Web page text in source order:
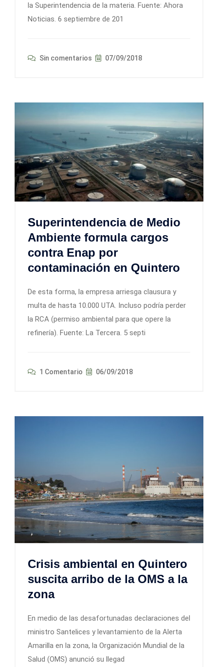
la Superintendencia de la materia. Fuente: Ahora
Noticias. 6 septiembre de 201
Sin comentarios 07/09/2018
Superintendencia de Medio
Ambiente formula cargos
contra Enap por
contaminación en Quintero
De esta forma, la empresa arriesga clausura y
multa de hasta 10.000 UTA. Incluso podría perder
la RCA (permiso ambiental para que opere la
refinería). Fuente: La Tercera. 5 septi
1 Comentario 06/09/2018
Crisis ambiental en Quintero
suscita arribo de la OMS a la
zona
En medio de las desafortunadas declaraciones del
ministro Santelices y levantamiento de la Alerta
Amarilla en la zona, la Organización Mundial de la
Salud (OMS) anunció su llegad